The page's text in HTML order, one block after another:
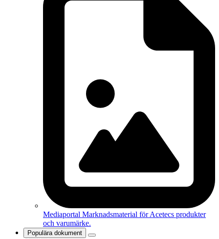
Mediaportal Marknadsmaterial för Acetecs produkter
och varumärke.
Populära dokument